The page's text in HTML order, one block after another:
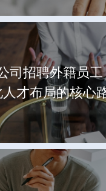
司招聘外籍员
人才布局的核心